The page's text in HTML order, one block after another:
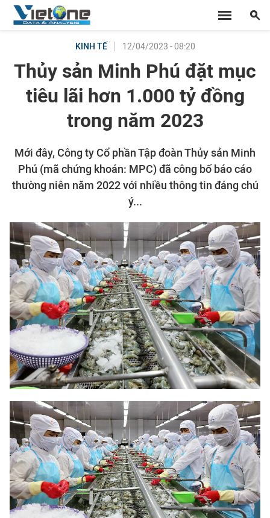
KINH TẾ 12/04/2023 - 08:20
Thủy sản Minh Phú đặt mục
tiêu lãi hơn 1.000 tỷ đồng
trong năm 2023
Mới đây, Công ty Cổ phần Tập đoàn Thủy sản Minh
Phú (mã chứng khoán: MPC) đã công bố báo cáo
thường niên năm 2022 với nhiều thông tin đáng chú
ý...